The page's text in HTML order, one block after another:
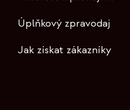
Úplňkový zpravodaj
Jak získat zákazníky